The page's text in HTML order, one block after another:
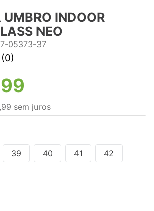
INDOOR
NEO
05373-37
(0)
99
99 sem juros
39 40 41 42